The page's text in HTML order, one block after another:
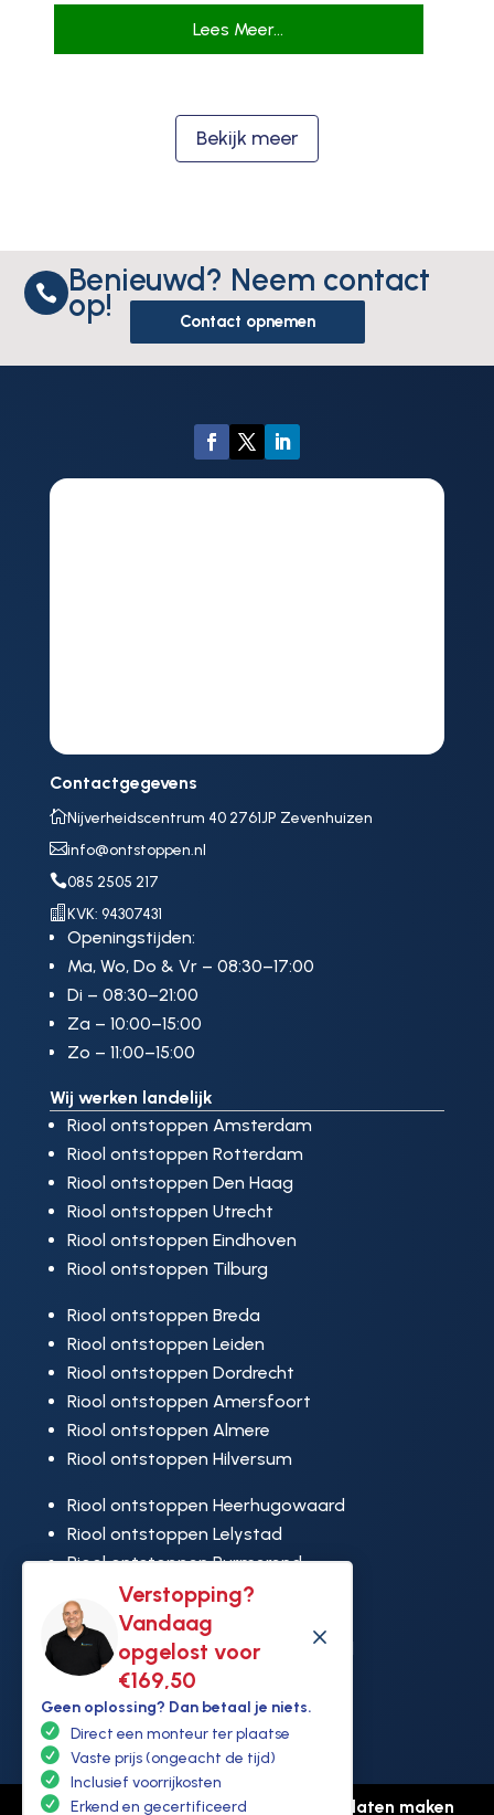
Lees Meer...
Bekijk meer
 Benieuwd? Neem contact
op! Contact opnemen
Verstopping?
Vandaag
opgelost voor
€169,50
M
Geen oplossing? Dan betaal je niets.
Direct een monteur ter plaatse
Vaste prijs (ongeacht de tijd)
Inclusief voorrijkosten
Erkend en gecertificeerd
Contactgegevens
Nijverheidscentrum 40 2761JP Zevenhuizen
info@ontstoppen.nl
085 2505 217
 KVK: 94307431
Openingstijden:
Ma, Wo, Do & Vr – 08:30–17:00
Di – 08:30–21:00
Za – 10:00–15:00
Zo – 11:00–15:00
Wij werken landelijk
Riool ontstoppen Amsterdam
Riool ontstoppen Rotterdam
Riool ontstoppen Den Haag
Riool ontstoppen Utrecht
Riool ontstoppen Eindhoven
Riool ontstoppen Tilburg
Riool ontstoppen Breda
Riool ontstoppen Leiden
Riool ontstoppen Dordrecht
Riool ontstoppen Amersfoort
Riool ontstoppen Almere
Riool ontstoppen Hilversum
Riool ontstoppen Heerhugowaard
Riool ontstoppen Lelystad
Riool ontstoppen Purmerend
Riool ontstoppen Ridderkerk
Riool ontstoppen Rijswijk
Riool ontstoppen Hoek van Holland
© Copyright Ontstoppen.nl | Website laten maken